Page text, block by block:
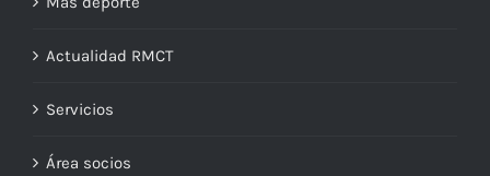
Actualidad RMCT
Servicios
Área socios